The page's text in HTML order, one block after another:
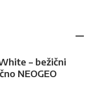
– bežični
NEOGEO